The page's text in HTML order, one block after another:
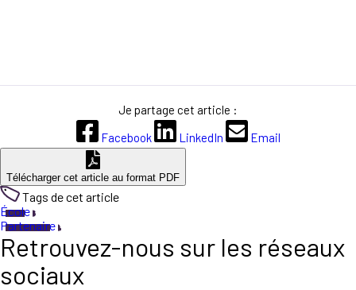
Je partage cet article :
Facebook
LinkedIn Email
Télécharger cet article au format PDF
Tags de cet article
École
Partenaire
Retrouvez-nous sur les réseaux
sociaux